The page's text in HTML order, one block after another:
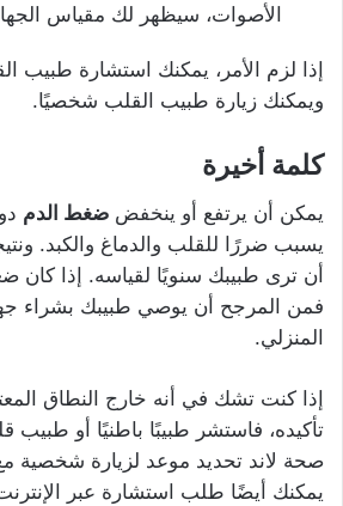
الأصوات، سيظهر لك مقياس
إذا لزم الأمر، يمكنك استشارة طبيب
ويمكنك زيارة طبيب القلب شخصيًا.
كلمة أخيرة
يمكن أن يرتفع أو ينخفض ​​ ضغط الدم
يسبب ضررًا للقلب والدماغ والكبد.
أن ترى طبيبك سنويًا لقياسه. إذا
فمن المرجح أن يوصي طبيبك بشراء
المنزلي.
إذا كنت تشك في أنه خارج النطاق
تأكيده، فاستشر طبيبًا باطنيًا أو
صحة لاند تحديد موعد لزيارة شخصية
يمكنك أيضًا طلب استشارة عبر